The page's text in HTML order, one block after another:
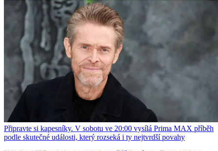
Připravte si kapesníky. V sobotu ve 20:00 vysílá Prima MAX příběh
podle skutečné události, který rozseká i ty nejtvrdší povahy